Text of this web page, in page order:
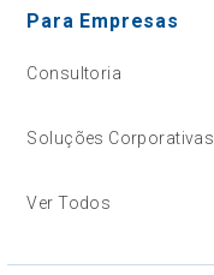
Para Empresas
Consultoria
Soluções Corporativas
Ver Todos